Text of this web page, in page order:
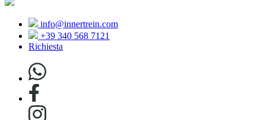
info@innertrein.com
+39 340 568 7121
Richiesta